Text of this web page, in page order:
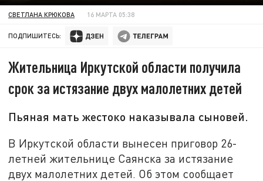
СВЕТЛАНА КРЮКОВА 16 МАРТА 05:38
ПОДПИШИТЕСЬ:
Жительница Иркутской области получила
срок за истязание двух малолетних детей
Пьяная мать жестоко наказывала сыновей.
В Иркутской области вынесен приговор 26-
летней жительнице Саянска за истязание
двух малолетних детей. Об этом сообщает